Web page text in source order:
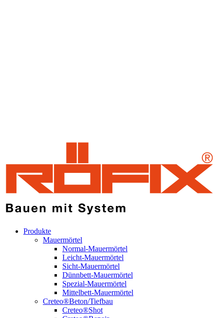
Produkte
Mauermörtel
Normal-Mauermörtel
Leicht-Mauermörtel
Sicht-Mauermörtel
Dünnbett-Mauermörtel
Spezial-Mauermörtel
Mittelbett-Mauermörtel
Creteo®Beton/Tiefbau
Creteo®Shot